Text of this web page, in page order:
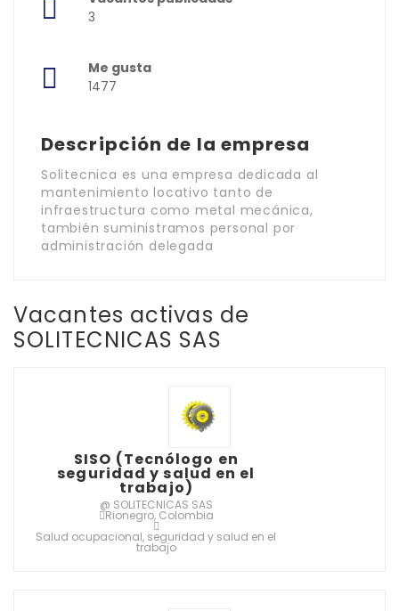
3
Me gusta
1477
Descripción de la empresa
Solitecnica es una empresa dedicada al
mantenimiento locativo tanto de
infraestructura como metal mecánica,
también suministramos personal por
administración delegada
Vacantes activas de
SOLITECNICAS SAS
SISO (Tecnólogo en
seguridad y salud en el
trabajo)
@ SOLITECNICAS SAS
Rionegro, Colombia
Salud ocupacional, seguridad y salud en el
trabajo